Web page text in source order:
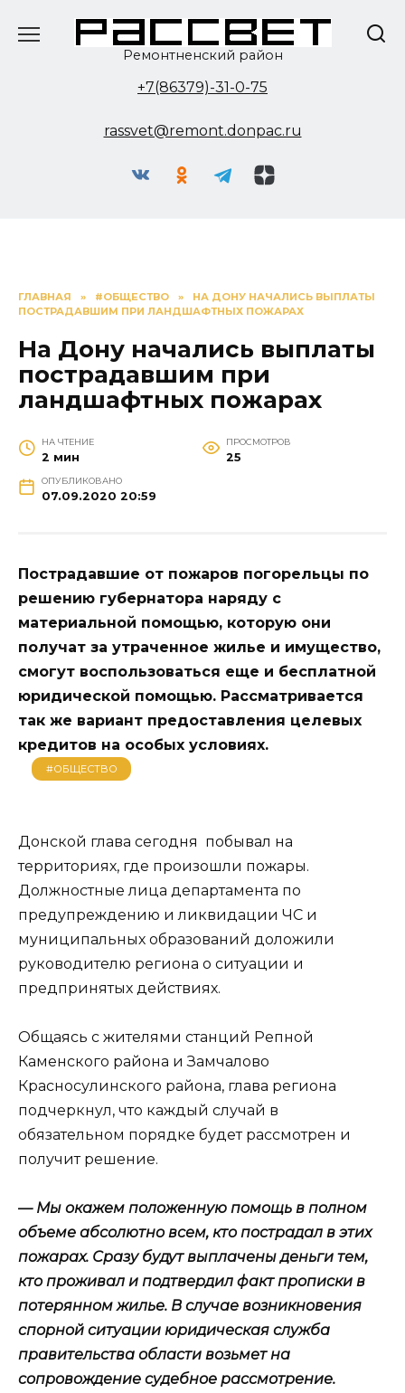
Ремонтненский район
+7(86379)-31-0-75
rassvet@remont.donpac.ru
ГЛАВНАЯ » #ОБЩЕСТВО »
НА ДОНУ НАЧАЛИСЬ ВЫПЛАТЫ
ПОСТРАДАВШИМ ПРИ ЛАНДШАФТНЫХ ПОЖАРАХ
На Дону начались выплаты
пострадавшим при
ландшафтных пожарах
НА ЧТЕНИЕ
2 мин
ПРОСМОТРОВ
25
ОПУБЛИКОВАНО
07.09.2020 20:59
Пострадавшие от пожаров погорельцы по
решению губернатора наряду с
материальной помощью, которую они
получат за утраченное жилье и имущество,
смогут воспользоваться еще и бесплатной
юридической помощью. Рассматривается
так же вариант предоставления целевых
кредитов на особых условиях.
#ОБЩЕСТВО
Донской глава сегодня побывал на
территориях, где произошли пожары.
Должностные лица департамента по
предупреждению и ликвидации ЧС и
муниципальных образований доложили
руководителю региона о ситуации и
предпринятых действиях.
Общаясь с жителями станций Репной
Каменского района и Замчалово
Красносулинского района, глава региона
подчеркнул, что каждый случай в
обязательном порядке будет рассмотрен и
получит решение.
— Мы окажем положенную помощь в полном
объеме абсолютно всем, кто пострадал в этих
пожарах. Сразу будут выплачены деньги тем,
кто проживал и подтвердил факт прописки в
потерянном жилье. В случае возникновения
спорной ситуации юридическая служба
правительства области возьмет на
сопровождение судебное рассмотрение.